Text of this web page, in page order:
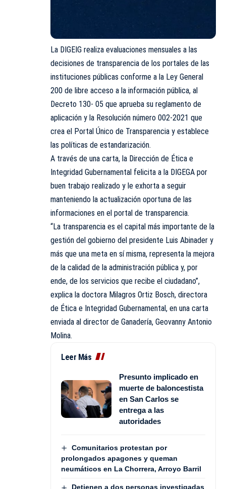
La DIGEIG realiza evaluaciones mensuales a las
decisiones de transparencia de los portales de las
instituciones públicas conforme a la Ley General
200 de libre acceso a la información pública, al
Decreto 130- 05 que aprueba su reglamento de
aplicación y la Resolución número 002-2021 que
crea el Portal Único de Transparencia y establece
las políticas de estandarización.
A través de una carta, la Dirección de Ética e
Integridad Gubernamental felicita a la DIGEGA por
buen trabajo realizado y le exhorta a seguir
manteniendo la actualización oportuna de las
informaciones en el portal de transparencia.
“La transparencia es el capital más importante de la
gestión del gobierno del presidente Luis Abinader y
más que una meta en sí misma, representa la mejora
de la calidad de la administración pública y, por
ende, de los servicios que recibe el ciudadano”,
explica la doctora Milagros Ortiz Bosch, directora
de Ética e Integridad Gubernamental, en una carta
enviada al director de Ganadería, Geovanny Antonio
Molina.
Leer Más
Presunto implicado en
muerte de baloncestista
en San Carlos se
entrega a las
autoridades
Comunitarios protestan por
prolongados apagones y queman
neumáticos en La Chorrera, Arroyo Barril
Detienen a dos personas investigadas